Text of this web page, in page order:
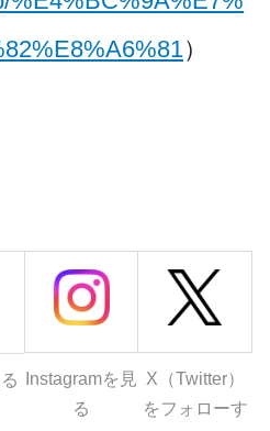
）
Instagramを見
る
X（Twitter）
をフォローす